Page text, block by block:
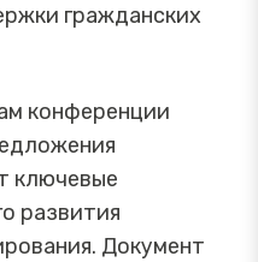
гражданских
конференции
ключевые
развития
Документ